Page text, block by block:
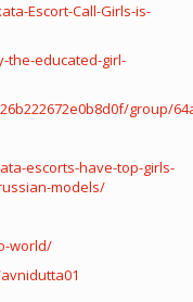
Escort-Call-Girls-is-
the-educated-girl-
group/
escorts-have-top-girls-
models/
world/